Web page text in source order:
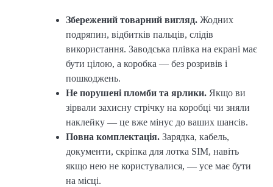
Збережений товарний вигляд. Жодних
подряпин, відбитків пальців, слідів
використання. Заводська плівка на екрані має
бути цілою, а коробка — без розривів і
пошкоджень.
Не порушені пломби та ярлики. Якщо ви
зірвали захисну стрічку на коробці чи зняли
наклейку — це вже мінус до ваших шансів.
Повна комплектація. Зарядка, кабель,
документи, скріпка для лотка SIM, навіть
якщо нею не користувалися, — усе має бути
на місці.